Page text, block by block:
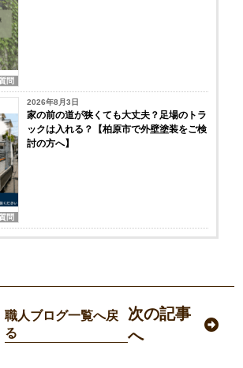
問
問
2026年8月3日
家の前の道が狭くても大丈夫？足場のトラ
ックは入れる？【柏原市で外壁塗装をご検
討の方へ】
職人ブログ一覧へ戻
る
次の記事
へ